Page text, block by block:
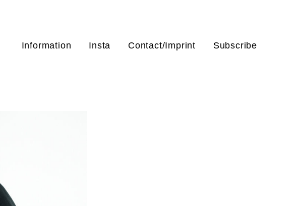
Information Insta Contact/Imprint Subscribe